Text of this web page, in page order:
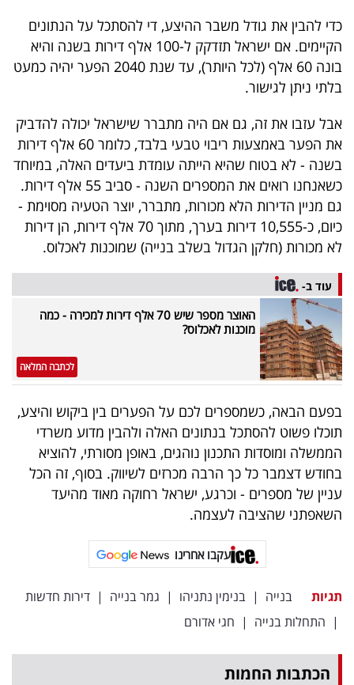
כדי להבין את גודל משבר ההיצע, די להסתכל על הנתונים
הקיימים. אם ישראל תזדקק ל-100 אלף דירות בשנה והיא
בונה 60 אלף (לכל היותר), עד שנת 2040 הפער יהיה כמעט
בלתי ניתן לגישור.
אבל עזבו את זה, גם אם היה מתברר שישראל יכולה להדביק
את הפער באמצעות ריבוי טבעי בלבד, כלומר 60 אלף דירות
בשנה - לא בטוח שהיא הייתה עומדת ביעדים האלה, במיוחד
כשאנחנו רואים את המספרים השנה - סביב 55 אלף דירות.
גם מניין הדירות הלא מכורות, מתברר, יוצר הטעיה מסוימת -
כיום, כ-10,555 דירות בערך, מתוך 70 אלף דירות, הן דירות
לא מכורות (חלקן הגדול בשלב בנייה) שמוכנות לאכלוס.
עוד ב-
האוצר מספר שיש 70 אלף דירות למכירה - כמה
מוכנות לאכלוס?
לכתבה המלאה
בפעם הבאה, כשמספרים לכם על הפערים בין ביקוש והיצע,
תוכלו פשוט להסתכל בנתונים האלה ולהבין מדוע משרדי
הממשלה ומוסדות התכנון נוהגים, באופן מסורתי, להוציא
בחודש דצמבר כל כך הרבה מכרזים לשיווק. בסוף, זה הכל
עניין של מספרים - וכרגע, ישראל רחוקה מאוד מהיעד
השאפתני שהציבה לעצמה.
עקבו אחרינו
תגיות בנייה | בנימין נתניהו | גמר בנייה | דירות חדשות
| התחלות בנייה | חגי אדורם
הכתבות החמות